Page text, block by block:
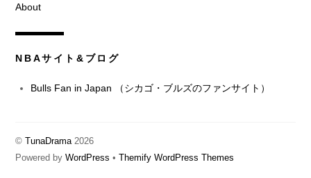
About
NBAサイト&ブログ
Bulls Fan in Japan （シカゴ・ブルズのファンサイト）
©TunaDrama2026
Powered byWordPress •Themify WordPress Themes